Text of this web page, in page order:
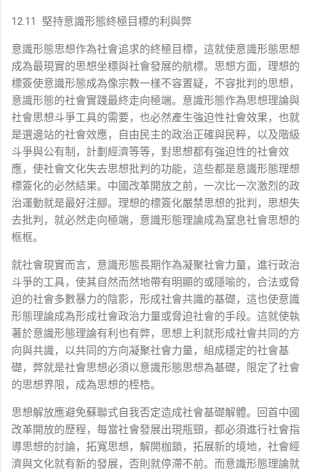
12.11 堅持意識形態終極目標的利與弊
意識形態思想作為社會追求的終極目標，這就使意識形態思想
成為最現實的思想坐標與社會發展的航標。思想方面，理想的
標簽使意識形態成為像宗教一樣不容置疑，不容批判的思想，
意識形態的社會實踐最終走向極端。意識形態作為思想理論與
社會思想斗爭工具的需要，也必然產生強迫性社會效果，也就
是選邊站的社會效應，自由民主的政治正確與民粹，以及階級
斗爭與公有制，計劃經濟等等，對思想都有強迫性的社會效
應，使社會文化失去思想批判的功能，這些都是意識形態理想
標簽化的必然結果。中國改革開放之前，一次比一次激烈的政
治運動就是最好注腳。理想的標簽化嚴禁思想的批判，思想失
去批判，就必然走向極端，意識形態理論成為窒息社會思想的
框框。
就社會現實而言，意識形態長期作為凝聚社會力量，進行政治
斗爭的工具，使其自然而然地帶有明顯的或隱喻的，合法或脅
迫的社會多數暴力的陰影，形成社會共識的基礎，這也使意識
形態理論成為形成社會政治力量或脅迫社會的手段。這就使執
著於意識形態理論有利也有弊，思想上利就形成社會共同的方
向與共識，以共同的方向凝聚社會力量，組成穩定的社會基
礎，弊就是社會思想必須以意識形態思想為基礎，限定了社會
的思想界限，成為思想的桎梏。
思想解放應避免蘇聯式自我否定造成社會基礎解體。回首中國
改革開放的歷程，每當社會發展出現瓶頸，都必須進行社會指
導思想的討論，拓寬思想，解開枷鎖，拓展新的境地，社會經
濟與文化就有新的發展，否則就停滯不前。而意識形態理論就